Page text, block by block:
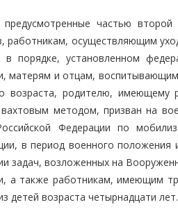
предусмотренные частью
работникам, осуществляющим
в порядке, установленном
матерям и отцам, воспитывающим
возраста, родителю, имеющему
методом, призван на
Федерации по
в период военного
задач, возложенных на
а также работникам, имеющим
детей возраста четырнадцати лет.